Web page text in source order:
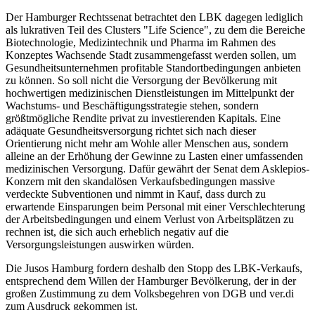
Der Hamburger Rechtssenat betrachtet den LBK dagegen lediglich
als lukrativen Teil des Clusters "Life Science", zu dem die Bereiche
Biotechnologie, Medizintechnik und Pharma im Rahmen des
Konzeptes Wachsende Stadt zusammengefasst werden sollen, um
Gesundheitsunternehmen profitable Standortbedingungen anbieten
zu können. So soll nicht die Versorgung der Bevölkerung mit
hochwertigen medizinischen Dienstleistungen im Mittelpunkt der
Wachstums- und Beschäftigungsstrategie stehen, sondern
größtmögliche Rendite privat zu investierenden Kapitals. Eine
adäquate Gesundheitsversorgung richtet sich nach dieser
Orientierung nicht mehr am Wohle aller Menschen aus, sondern
alleine an der Erhöhung der Gewinne zu Lasten einer umfassenden
medizinischen Versorgung. Dafür gewährt der Senat dem Asklepios-
Konzern mit den skandalösen Verkaufsbedingungen massive
verdeckte Subventionen und nimmt in Kauf, dass durch zu
erwartende Einsparungen beim Personal mit einer Verschlechterung
der Arbeitsbedingungen und einem Verlust von Arbeitsplätzen zu
rechnen ist, die sich auch erheblich negativ auf die
Versorgungsleistungen auswirken würden.
Die Jusos Hamburg fordern deshalb den Stopp des LBK-Verkaufs,
entsprechend dem Willen der Hamburger Bevölkerung, der in der
großen Zustimmung zu dem Volksbegehren von DGB und ver.di
zum Ausdruck gekommen ist.